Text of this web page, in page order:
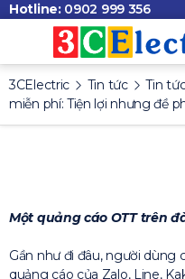
Hotline: 0902 999 356
3CElectric Tin tức Tin
miễn phí: Tiện lợi nhưng đề
Một quảng cáo OTT trên
Gần như đi đâu, người dùng
quảng cáo của Zalo, Line,